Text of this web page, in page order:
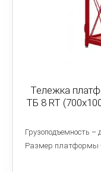
Тележка
ТБ 8 RT
Грузоподъемность –
Размер платформы